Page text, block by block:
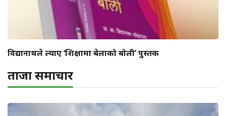
विद्यानाथले ल्याए ‘शिक्षामा बेलाको बोली’ पुस्तक
ताजा समाचार